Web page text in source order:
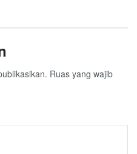
Ruas yang wajib